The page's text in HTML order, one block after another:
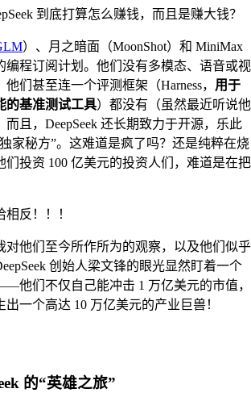
到底打算怎么赚钱，而且是赚大钱？
）、月之暗面（MoonShot）和 MiniMax
编程订阅计划。他们没有多模态、语音或视
们甚至连一个评测框架（Harness， 用于
的基准测试工具）都没有（虽然最近听说他
且，DeepSeek 还长期致力于开源，乐此
家秘方”。这难道是疯了吗？还是纯粹在烧
们投资 100 亿美元的投资人们，难道是在把
反！！！
对他们至今所作所为的观察，以及他们似乎
创始人梁文锋的眼光显然盯着一个
他们不仅自己能冲击 1 万亿美元的市值，
一个高达 10 万亿美元的产业巨兽！
的“英雄之旅”